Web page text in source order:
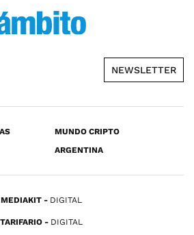
NEWSLETTER
MUNDO CRIPTO
ARGENTINA
MEDIAKIT DIGITAL
TARIFARIO DIGITAL